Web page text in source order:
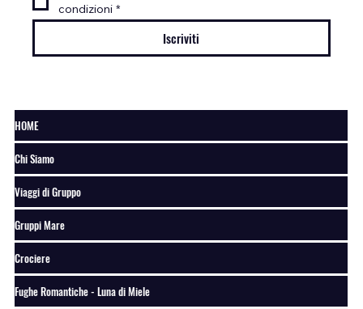
condizioni *
Iscriviti
HOME
Chi Siamo
Viaggi di Gruppo
Gruppi Mare
Crociere
Fughe Romantiche - Luna di Miele